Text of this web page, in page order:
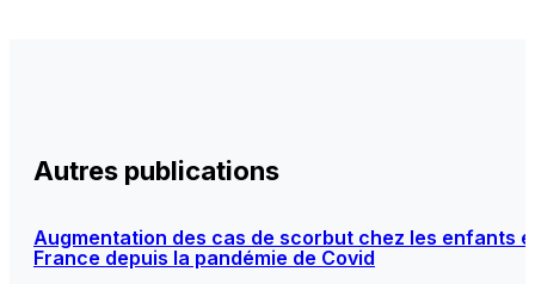
Autres publications
Augmentation des cas de scorbut chez les enfants
France depuis la pandémie de Covid